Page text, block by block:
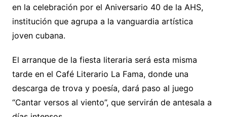
en la celebración por el Aniversario 40 de la AHS,
institución que agrupa a la vanguardia artística
joven cubana.
El arranque de la fiesta literaria será esta misma
tarde en el Café Literario La Fama, donde una
descarga de trova y poesía, dará paso al juego
“Cantar versos al viento”, que servirán de antesala a